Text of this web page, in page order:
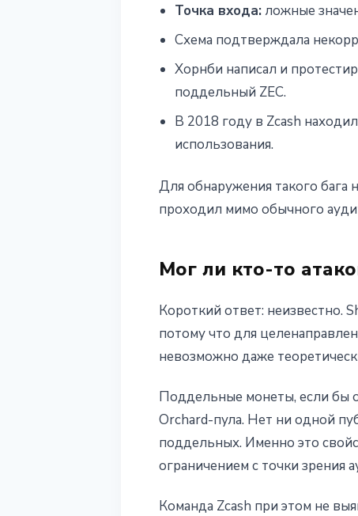
Точка входа: ложные
Схема подтверждала
Хорнби написал и
поддельный ZEC.
В 2018 году в Zcash
использования.
Для обнаружения такого бага
проходил мимо обычного
Мог ли кто-то
Короткий ответ: неизвестно.
потому что для
невозможно даже
Поддельные монеты, если бы
Orchard-пула. Нет ни одной
поддельных. Именно это
ограничением с точки зрения
Команда Zcash при этом не